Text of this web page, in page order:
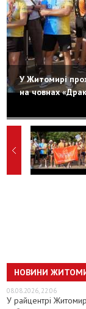
У Житомирі
на човнах
НОВИНИ
08.08.2026, 22:06
У райцентрі